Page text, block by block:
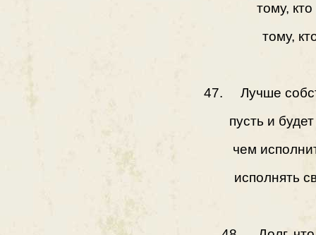
тому,
тому,
47. Лучше
пусть и
чем
исполнять